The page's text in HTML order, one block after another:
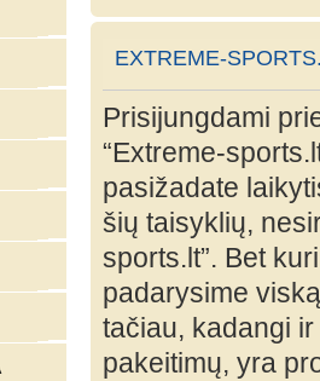
EXTREME-
Prisijungdami
“Extreme-
pasižadate
šių taisyklių,
sports.lt”. Bet
padarysime
tačiau, kadangi
pakeitimų, yra